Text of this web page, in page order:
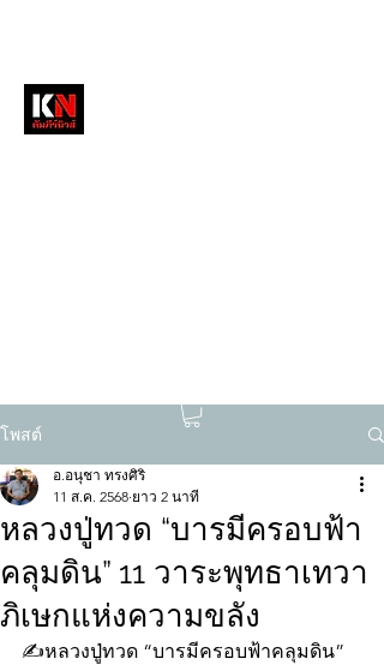
โพสต์
หลวงปู่ทวด “บารมีครอบฟ้า
คลุมดิน” 11 วาระพุทธาเทวา
ภิเษกแห่งความขลัง
อ.อนุชา ทรงศิริ
11 ส.ค. 2568 ยาว 2 นาที
✍️หลวงปู่ทวด “บารมีครอบฟ้าคลุมดิน”